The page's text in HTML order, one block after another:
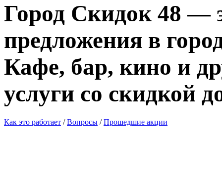
Город Скидок 48 —
предложения в
Кафе, бар, кино и
услуги со скидкой
Как это работает / Вопросы / Прошедшие акции